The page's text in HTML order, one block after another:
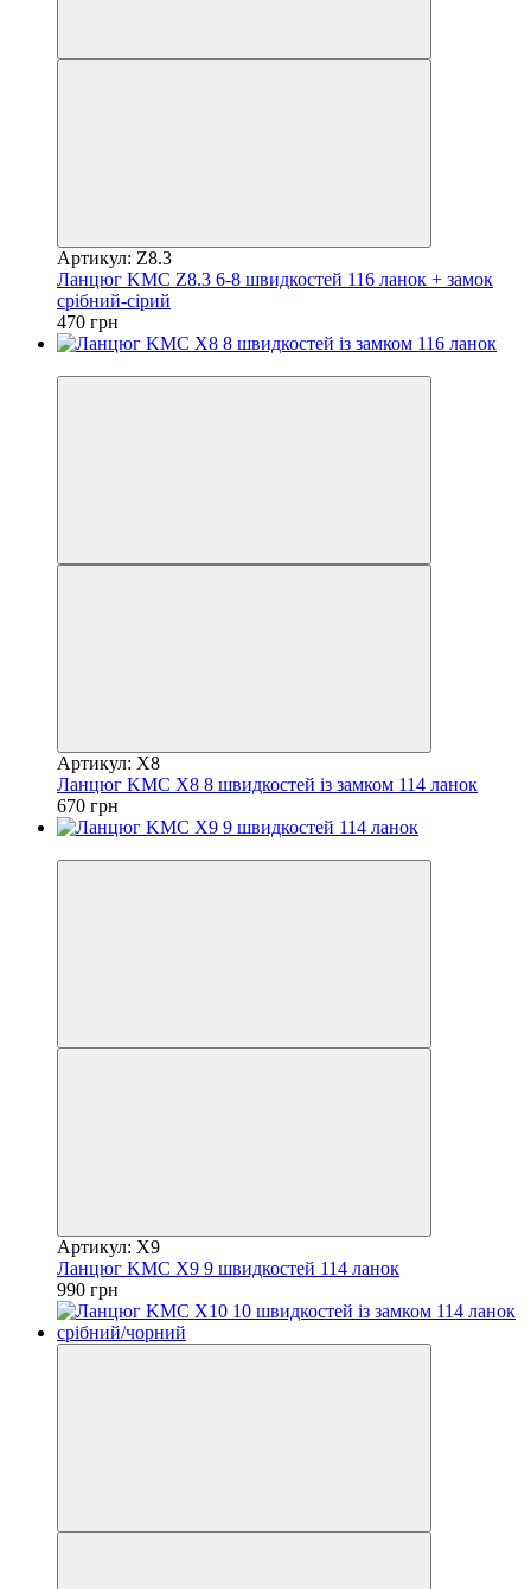
Артикул: Z8.3
Ланцюг KMC Z8.3 6-8 швидкостей 116 ланок + замок
срібний-сірий
470 грн
Артикул: X8
Ланцюг KMC X8 8 швидкостей із замком 114 ланок
670 грн
Артикул: X9
Ланцюг KMC X9 9 швидкостей 114 ланок
990 грн